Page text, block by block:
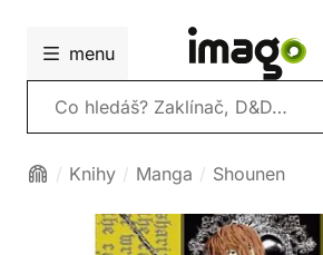
menu
Vyhledávání
Knihy Manga Shounen